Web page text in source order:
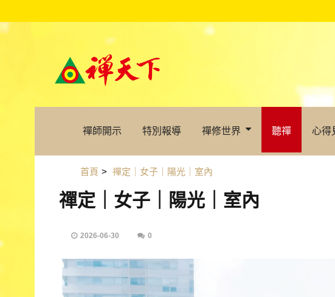
禪師開示 特別報導 禪修世界 聽禪 心得
首頁 > 禪定｜女子｜陽光｜室內
禪定｜女子｜陽光｜室內
2026-06-30 0